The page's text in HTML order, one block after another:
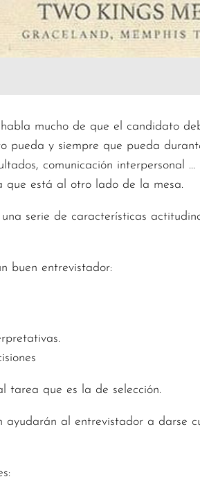
mucho de que el candidato
pueda y siempre que pueda
comunicación interpersonal
que está al otro lado de la mesa.
serie de características
buen entrevistador:
tarea que es la de selección.
al entrevistador a darse